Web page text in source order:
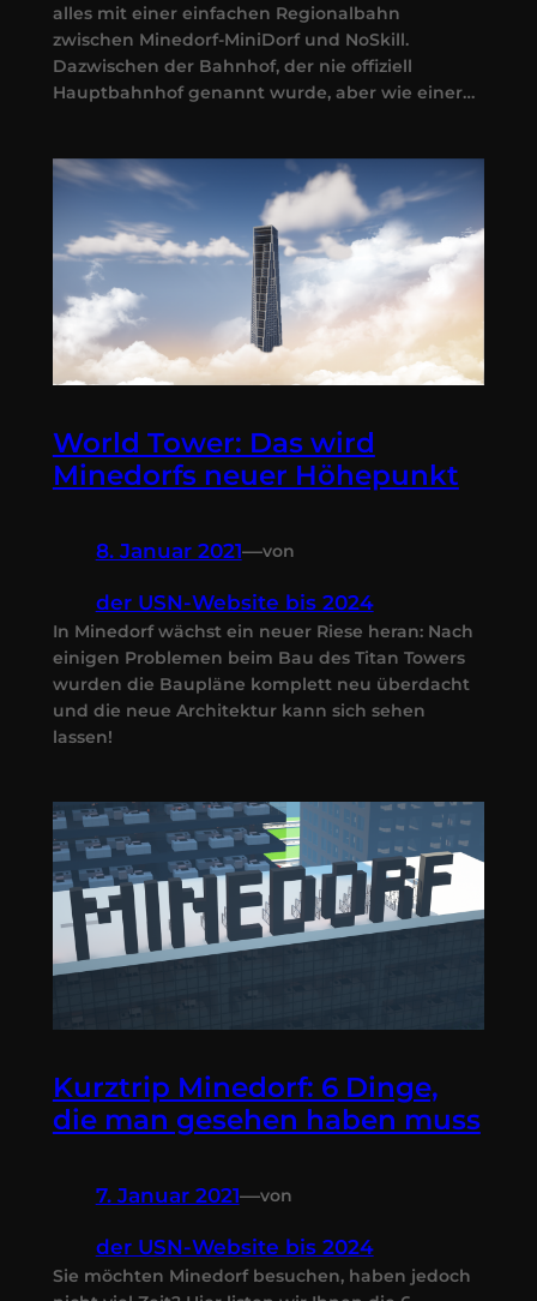
alles mit einer einfachen Regionalbahn
zwischen Minedorf-MiniDorf und NoSkill.
Dazwischen der Bahnhof, der nie offiziell
Hauptbahnhof genannt wurde, aber wie einer…
World Tower: Das wird
Minedorfs neuer Höhepunkt
8. Januar 2021—von
der USN-Website bis 2024
In Minedorf wächst ein neuer Riese heran: Nach
einigen Problemen beim Bau des Titan Towers
wurden die Baupläne komplett neu überdacht
und die neue Architektur kann sich sehen
lassen!
Kurztrip Minedorf: 6 Dinge,
die man gesehen haben muss
7. Januar 2021—von
der USN-Website bis 2024
Sie möchten Minedorf besuchen, haben jedoch